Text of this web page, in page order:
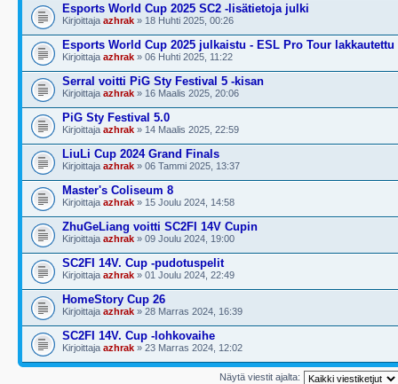
Esports World Cup 2025 SC2 -lisätietoja julki
Kirjoittaja azhrak » 18 Huhti 2025, 00:26
Esports World Cup 2025 julkaistu - ESL Pro Tour lakkautettu
Kirjoittaja azhrak » 06 Huhti 2025, 11:22
Serral voitti PiG Sty Festival 5 -kisan
Kirjoittaja azhrak » 16 Maalis 2025, 20:06
PiG Sty Festival 5.0
Kirjoittaja azhrak » 14 Maalis 2025, 22:59
LiuLi Cup 2024 Grand Finals
Kirjoittaja azhrak » 06 Tammi 2025, 13:37
Master's Coliseum 8
Kirjoittaja azhrak » 15 Joulu 2024, 14:58
ZhuGeLiang voitti SC2FI 14V Cupin
Kirjoittaja azhrak » 09 Joulu 2024, 19:00
SC2FI 14V. Cup -pudotuspelit
Kirjoittaja azhrak » 01 Joulu 2024, 22:49
HomeStory Cup 26
Kirjoittaja azhrak » 28 Marras 2024, 16:39
SC2FI 14V. Cup -lohkovaihe
Kirjoittaja azhrak » 23 Marras 2024, 12:02
Näytä viestit ajalta: